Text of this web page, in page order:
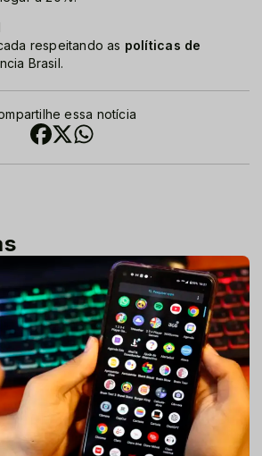
respeitando as políticas de
Brasil.
essa notícia